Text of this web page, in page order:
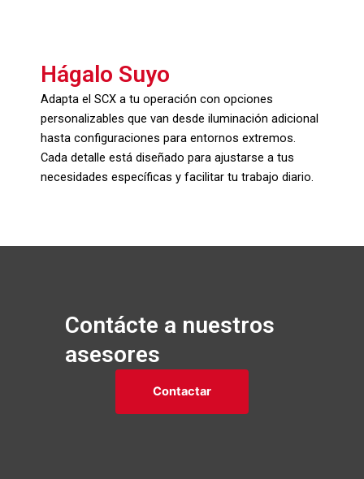
Hágalo Suyo
Adapta el SCX a tu operación con opciones
personalizables que van desde iluminación adicional
hasta configuraciones para entornos extremos.
Cada detalle está diseñado para ajustarse a tus
necesidades específicas y facilitar tu trabajo diario.
Contácte a nuestros
asesores
Contactar